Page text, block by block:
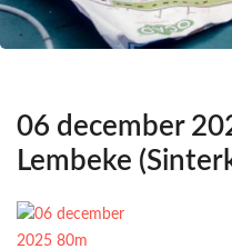
06 december
Lembeke